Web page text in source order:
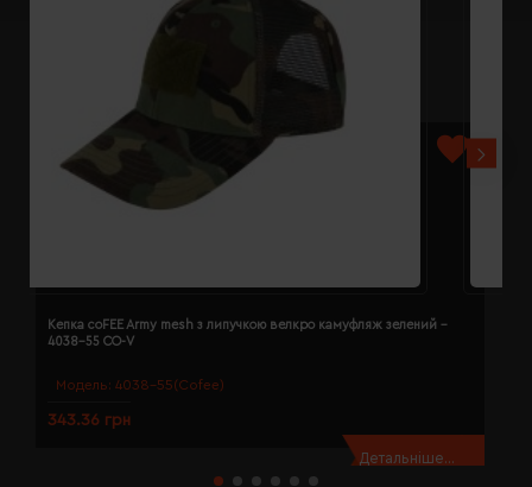
Модель: 4038-55(Cofee)
Кепка coFEE Army mesh з липучкою велкро камуфляж зелений -
4038-55 CO-V
343.36 грн
Детальніше...